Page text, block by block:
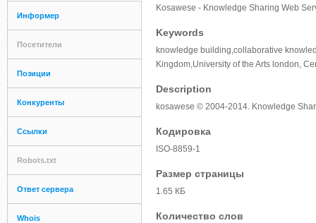
Информер
Посетители
Позиции
Конкуренты
Ссылки
Robots.txt
Ответ сервера
Whois
Kosawese - Knowledge Sharing Web
Keywords
knowledge building,collaborative
Kingdom,University of the Arts london,
Description
kosawese © 2004-2014. Knowledge
Кодировка
ISO-8859-1
Размер страницы
1.65 КБ
Количество слов